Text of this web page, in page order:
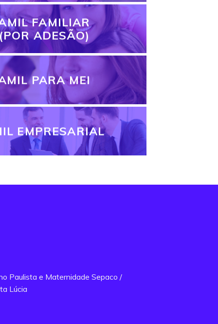
FAMILIAR
ADESÃO)
PARA MEI
EMPRESARIAL
Paulista e Maternidade Sepaco /
Lúcia